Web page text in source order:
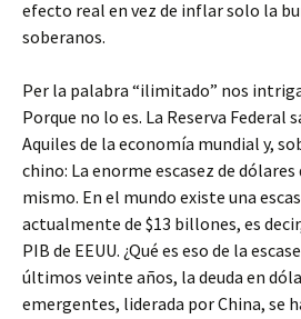
efecto real en vez de inflar solo la
soberanos.
Per la palabra “ilimitado” nos
Porque no lo es. La Reserva Federal
Aquiles de la economía mundial y,
chino: La enorme escasez de
mismo. En el mundo existe una
actualmente de $13 billones, es
PIB de EEUU. ¿Qué es eso de la
últimos veinte años, la deuda en
emergentes, liderada por China, se